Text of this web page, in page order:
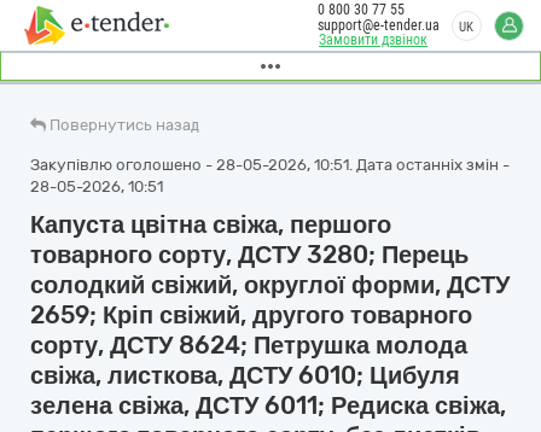
Замовити дзвінок
0 800 30 77 55
support@e-tender.ua
UK
Повернутись назад
Закупівлю оголошено - 28-05-2026, 10:51. Дата останніх змін -
28-05-2026, 10:51
Капуста цвітна свіжа, першого
товарного сорту, ДСТУ 3280; Перець
солодкий свіжий, округлої форми, ДСТУ
2659; Кріп свіжий, другого товарного
сорту, ДСТУ 8624; Петрушка молода
свіжа, листкова, ДСТУ 6010; Цибуля
зелена свіжа, ДСТУ 6011; Редиска свіжа,